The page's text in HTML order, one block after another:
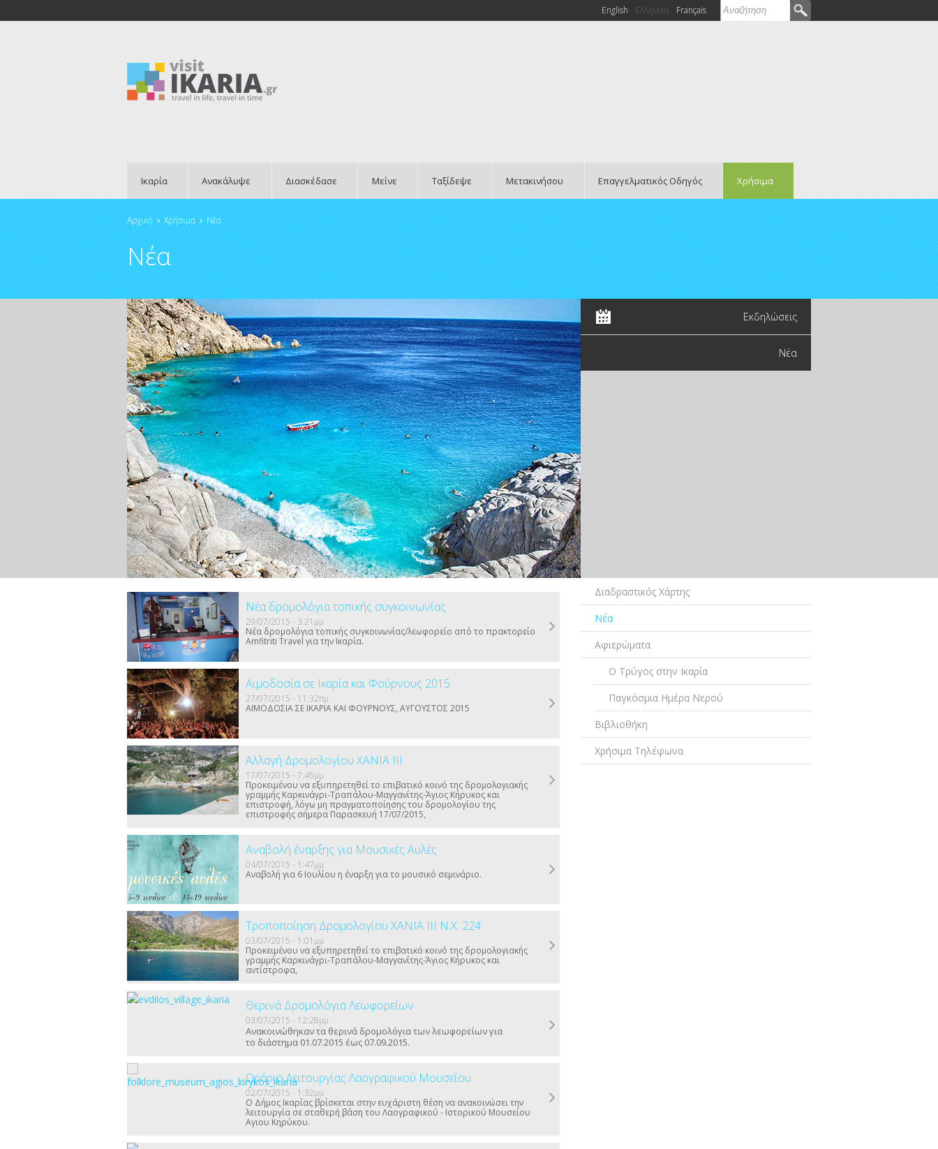
Φόρμα αναζήτησης
Αναζήτηση
English Ελληνικά Français
Ικαρία Ανακάλυψε Διασκέδασε Μείνε Ταξίδεψε Μετακινήσου Επαγγελματικός Οδηγός Χρήσιμα
Είστε εδώ
Αρχική Χρήσιμα Νέα
Νέα
Εκδηλώσεις
Νέα
Νέα δρομολόγια τοπικής συγκοινωνίας
29/07/2015 - 3:21μμ
Νέα δρομολόγια τοπικής συγκοινωνίας/λεωφορείο από το πρακτορείο
Amfitriti Travel για την Ικαρία.
Αιμοδοσία σε Ικαρία και Φούρνους 2015
27/07/2015 - 11:32πμ
ΑΙΜΟΔΟΣΙΑ ΣΕ ΙΚΑΡΙΑ ΚΑΙ ΦΟΥΡΝΟΥΣ, ΑΥΓΟΥΣΤΟΣ 2015
Αλλαγή Δρομολογίου ΧΑΝΙΑ ΙΙΙ
17/07/2015 - 7:45μμ
Προκειμένου να εξυπηρετηθεί το επιβατικό κοινό της δρομολογιακής
γραμμής Καρκινάγρι-Τραπάλου-Μαγγανίτης-Άγιος Κήρυκος και
επιστροφή, λόγω μη πραγματοποίησης του δρομολογίου της
επιστροφής σήμερα Παρασκευή 17/07/2015,
Αναβολή έναρξης για Μουσικές Αυλές
04/07/2015 - 1:47μμ
Αναβολή για 6 Ιουλίου η έναρξη για το μουσικό σεμινάριο.
Τροποποίηση Δρομολογίου ΧΑΝΙΑ ΙΙΙ Ν.Χ. 224
03/07/2015 - 1:01μμ
Προκειμένου να εξυπηρετηθεί το επιβατικό κοινό της δρομολογιακής
γραμμής Καρκινάγρι-Τραπάλου-Μαγγανίτης-Άγιος Κήρυκος και
αντίστροφα,
Θερινά Δρομολόγια Λεωφορείων
03/07/2015 - 12:28μμ
Ανακοινώθηκαν τα θερινά δρομολόγια των λεωφορείων για
το διάστημα 01.07.2015 έως 07.09.2015.
Ωράριο Λειτουργίας Λαογραφικού Μουσείου
02/07/2015 - 1:32μμ
Ο Δήμος Ικαρίας βρίσκεται στην ευχάριστη θέση να ανακοινώσει την
λειτουργία σε σταθερή βάση του Λαογραφικού - Ιστορικού Μουσείου
Αγιου Κηρύκου.
Διαδραστικός Χάρτης
Νέα
Αφιερώματα
Ο Τρύγος στην Ικαρία
Παγκόσμια Ημέρα Νερού
Βιβλιοθήκη
Χρήσιμα Τηλέφωνα